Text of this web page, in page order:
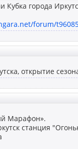
Кубка города
forum/
открытие
Марафон».
станция